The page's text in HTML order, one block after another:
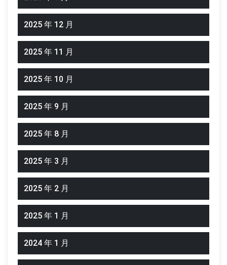
2025 年 12 月
2025 年 11 月
2025 年 10 月
2025 年 9 月
2025 年 8 月
2025 年 3 月
2025 年 2 月
2025 年 1 月
2024 年 1 月